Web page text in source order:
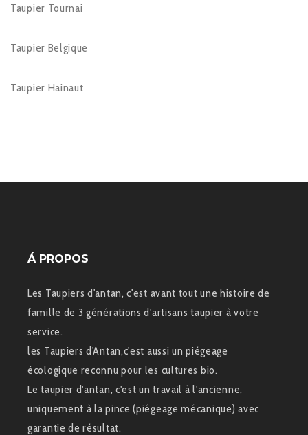
Taupier Tournai
Taupier Belgique
Taupier Hainaut
Á PROPOS
Les Taupiers d'antan, c'est avant tout une histoire de
famille de 3 générations d'artisans taupier à votre
service.
les Taupiers d'Antan,c'est aussi un piégeage
écologique reconnu pour les cultures bio.
Le taupier d'antan, c'est un travail à l'ancienne,
uniquement à la pince (piégeage mécanique) avec
garantie de résultat.